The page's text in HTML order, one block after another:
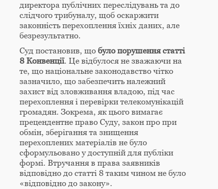
директора публічних переслідувань та до
слідчого трибуналу, щоб оскаржити
законність перехоплення їхніх даних, але
безрезультатно.
Суд постановив, що було порушення статті
8 Конвенції. Це відбулося не зважаючи на
те, що національне законодавство чітко
зазначило, що забезпечить належний
захист від зловживання владою, під час
перехоплення і перевірки телекомунікацій
громадян. Зокрема, як цього вимагає
прецендентне право Суду, закон про при
обмін, зберігання та знищення
перехоплених матеріалів не було
сформульовано у доступній для публіки
формі. Втручання в права заявників
відповідно до статті 8 таким чином не було
«відповідно до закону».